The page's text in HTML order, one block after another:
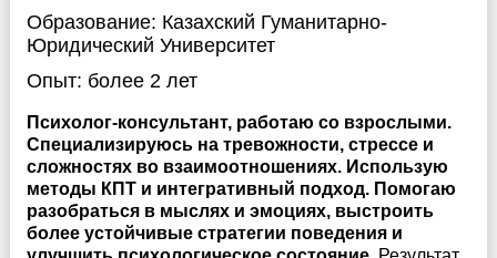
Образование: Казахский Гуманитарно-
Юридический Университет
Опыт: более 2 лет
Психолог-консультант, работаю со взрослыми.
Специализируюсь на тревожности, стрессе и
сложностях во взаимоотношениях. Использую
методы КПТ и интегративный подход. Помогаю
разобраться в мыслях и эмоциях, выстроить
более устойчивые стратегии поведения и